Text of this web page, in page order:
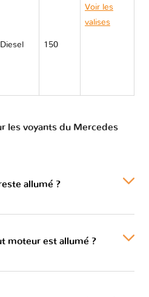
Diesel 150
Voir les
valises
les voyants du Mercedes
allumé ?
moteur est allumé ?